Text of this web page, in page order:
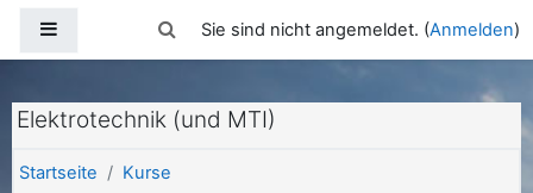
Website-ÜbersichtSucheingabe umschalten
Sie sind nicht angemeldet. (Anmelden)
Elektrotechnik (und MTI)
Startseite
Kurse